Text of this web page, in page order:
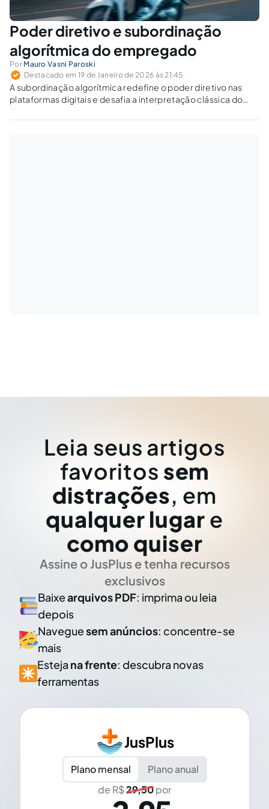
Poder diretivo e subordinação
algorítmica do empregado
Por Mauro Vasni Paroski
Destacado em 19 de Janeiro de 2026 às 21:45
A subordinação algorítmica redefine o poder diretivo nas
plataformas digitais e desafia a interpretação clássica do
a proteção trabalhista e criar um vácuo regulatório?
Leia seus artigos
favoritos sem
distrações, em
qualquer lugar e
como quiser
Assine o JusPlus e tenha recursos
exclusivos
Baixearquivos PDF: imprima ou leia
depois
Naveguesem anúncios: concentre-se
mais
Esteja na frente: descubra novas
ferramentas
JusPlus
Plano mensal
Plano anual
de R$29,50por